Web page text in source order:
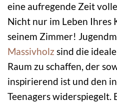
eine aufregende Zeit
Nicht nur im Leben Ihres
seinem Zimmer!
Massivholz sind die
Raum zu schaffen, der
inspirierend ist und den
Teenagers widerspiegelt.